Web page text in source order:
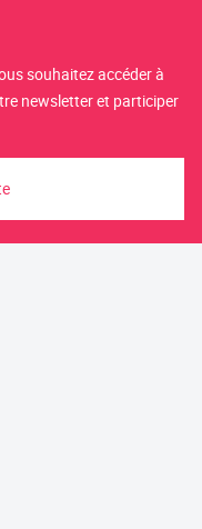
souhaitez accéder à
newsletter et participer